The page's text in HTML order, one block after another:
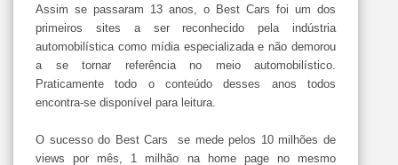
Assim se passaram 13 anos, o Best Cars foi um dos
primeiros sites a ser reconhecido pela indústria
automobilística como mídia especializada e não demorou
a se tornar referência no meio automobilístico.
Praticamente todo o conteúdo desses anos todos
encontra-se disponível para leitura.
O sucesso do Best Cars se mede pelos 10 milhões de
views por mês, 1 milhão na home page no mesmo